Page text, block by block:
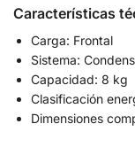
Características
Carga: Frontal
Sistema:
Capacidad: 8 kg
Clasificación
Dimensiones